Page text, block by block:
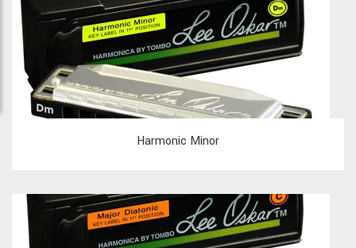
Harmonic Minor